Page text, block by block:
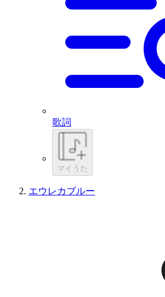
歌詞
マイうた
エウレカブルー